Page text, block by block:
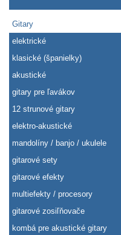
Gitary
elektrické
klasické (španielky)
akustické
gitary pre ľavákov
12 strunové gitary
elektro-akustické
mandolíny / banjo / ukulele
gitarové sety
gitarové efekty
multiefekty / procesory
gitarové zosiľňovače
kombá pre akustické gitary